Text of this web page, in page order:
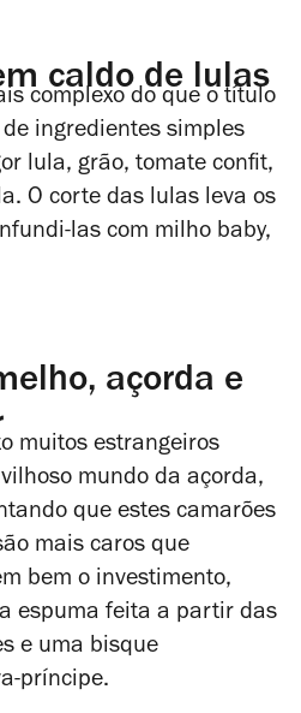
caldo de lulas
complexo do que o título
ingredientes simples
lula, grão, tomate confit,
O corte das lulas leva os
las com milho baby,
açorda e
muitos estrangeiros
mundo da açorda,
que estes camarões
mais caros que
bem o investimento,
espuma feita a partir das
e uma bisque
príncipe.